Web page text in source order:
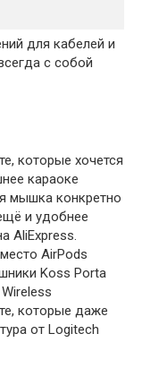
для кабелей и
с собой
которые хочется
караоке
мышка конкретно
и удобнее
AliExpress.
AirPods
Koss Porta
которые даже
от Logitech